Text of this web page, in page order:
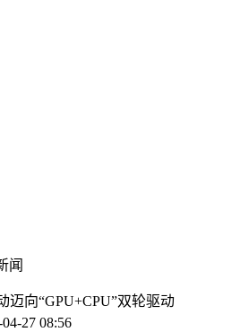
闻
迈向“GPU+CPU”双轮驱动
27 08:56